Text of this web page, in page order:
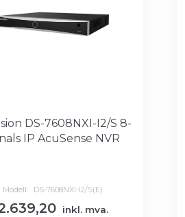
DS-7608NXI-I2/S 8-
IP AcuSense NVR
Modell: DS-7608NXI-I2/S(E)
inkl. mva.